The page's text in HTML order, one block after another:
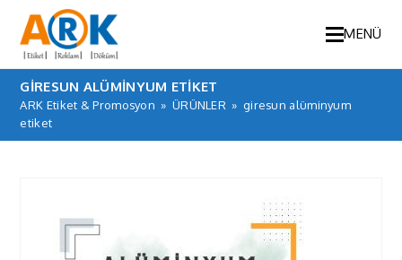
MENÜ
GIRESUN ALÜMINYUM ETIKET
ARK Etiket & Promosyon » ÜRÜNLER » giresun alüminyum
etiket